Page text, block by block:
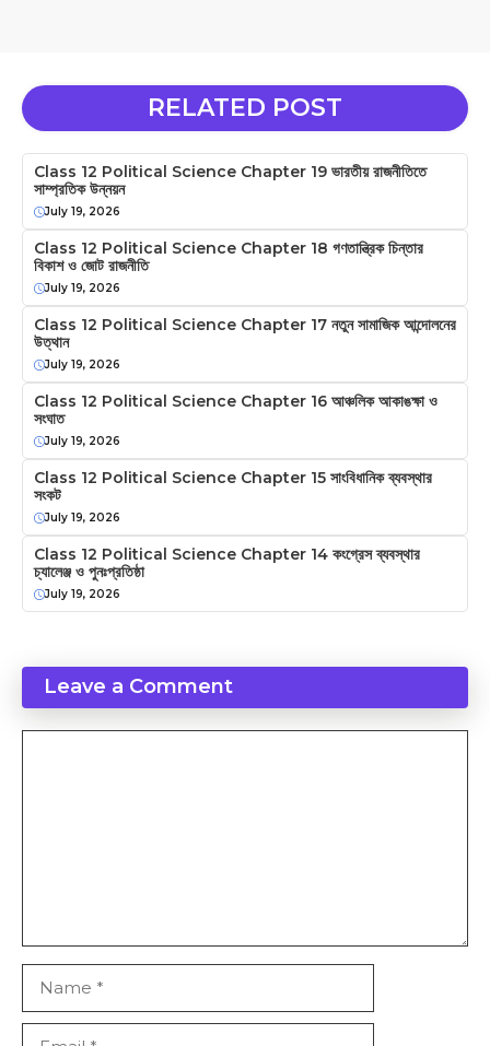
RELATED POST
Class 12 Political Science Chapter 19 ভারতীয় রাজনীতিতে
সাম্প্রতিক উন্নয়ন
July 19, 2026
Class 12 Political Science Chapter 18 গণতান্ত্রিক চিন্তার
বিকাশ ও জোট রাজনীতি
July 19, 2026
Class 12 Political Science Chapter 17 নতুন সামাজিক আন্দোলনের
উত্থান
July 19, 2026
Class 12 Political Science Chapter 16 আঞ্চলিক আকাঙক্ষা ও
সংঘাত
July 19, 2026
Class 12 Political Science Chapter 15 সাংবিধানিক ব্যবস্থার
সংকট
July 19, 2026
Class 12 Political Science Chapter 14 কংগ্রেস ব্যবস্থার
চ্যালেঞ্জ ও পুনঃপ্রতিষ্ঠা
July 19, 2026
Leave a Comment